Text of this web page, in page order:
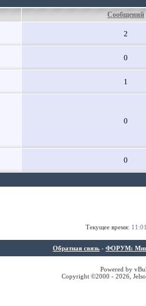
Сообщений
2
0
1
0
0
Текущее время: 11:01
Обратная связь - ФОРУМ:
Powered by
Copyright ©2000 - 2026,